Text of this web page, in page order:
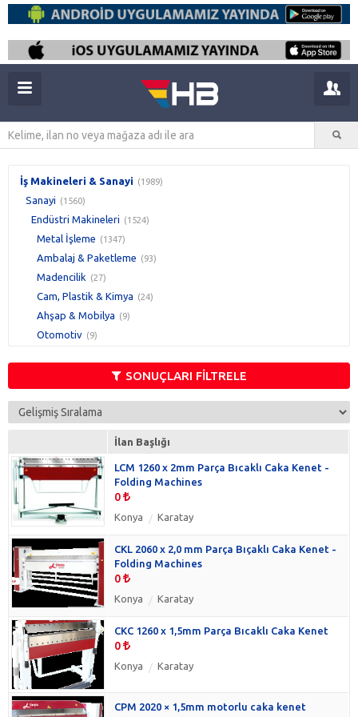
İş Makineleri & Sanayi (1989)
Sanayi (1560)
Endüstri Makineleri (1524)
Metal İşleme (1347)
Ambalaj & Paketleme (93)
Madencilik (27)
Cam, Plastik & Kimya (24)
Ahşap & Mobilya (9)
Otomotiv (9)
Isı & Havalandırma (3)
Tekstil
Toplu Satış (3)
İnşaat (0)
Matbaa & Reklam (0)
SONUÇLARI FİLTRELE
İlan Başlığı
LCM 1260 x 2mm Parça Bıcaklı Caka Kenet -
Folding Machines
0
Konya Karatay
CKL 2060 x 2,0 mm Parça Bıçaklı Caka Kenet -
Folding Machines
0
Konya Karatay
CKC 1260 x 1,5mm Parça Bıcaklı Caka Kenet
0
Konya Karatay
CPM 2020 × 1,5mm motorlu caka kenet